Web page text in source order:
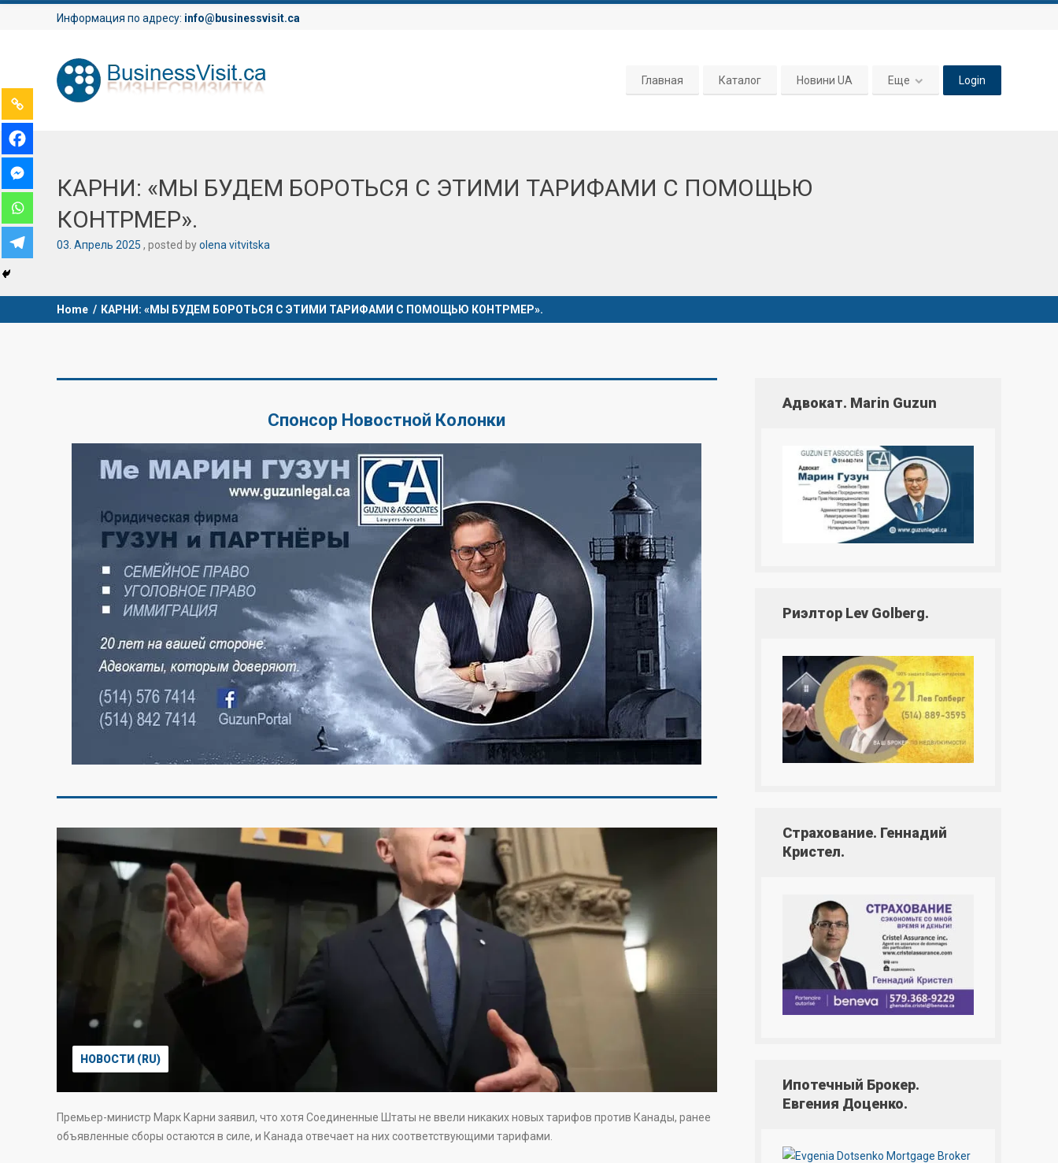
Информация по адресу: info@businessvisit.ca
Главная Каталог Новини UA Еще Login
КАРНИ: «МЫ БУДЕМ БОРОТЬСЯ С ЭТИМИ ТАРИФАМИ С ПОМОЩЬЮ
КОНТРМЕР».
03 Апрель 2025 posted byolena vitvitska
Home / КАРНИ: «МЫ БУДЕМ БОРОТЬСЯ С ЭТИМИ ТАРИФАМИ С ПОМОЩЬЮ КОНТРМЕР».
Спонсор Новостной Колонки
НОВОСТИ (RU)
Премьер-министр Марк Карни заявил, что хотя Соединенные Штаты не ввели никаких новых тарифов против Канады, ранее
объявленные сборы остаются в силе, и Канада отвечает на них соответствующими тарифами.
Адвокат. Marin Guzun
Риэлтор Lev Golberg.
Страхование. Геннадий
Кристел.
Ипотечный Брокер.
Евгения Доценко.